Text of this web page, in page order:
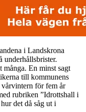
i Landskrona
En minst sagt
till kommunens
för fem år
rubriken ”Idrottshall i
det då såg ut i